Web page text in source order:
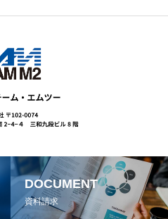
DOCUMENT
資料請求